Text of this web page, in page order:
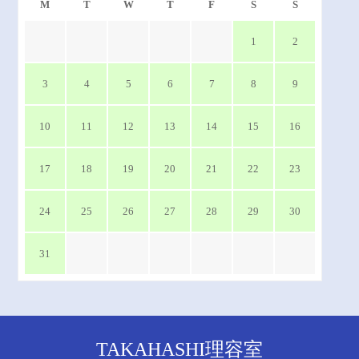
M T W T F S S
1 2
3 4 5 6 7 8 9
10 11 12 13 14 15 16
17 18 19 20 21 22 23
24 25 26 27 28 29 30
31
TAKAHASHI理容室